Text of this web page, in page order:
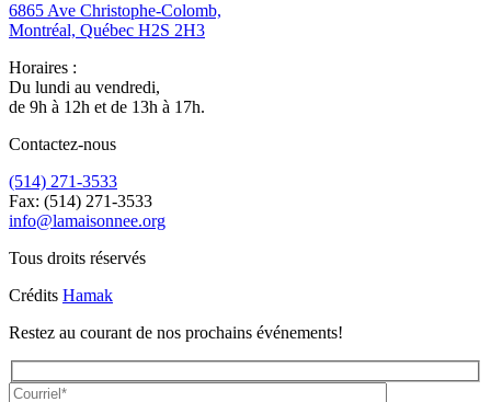
6865 Ave Christophe-Colomb,
Montréal, Québec H2S 2H3
Horaires :
Du lundi au vendredi,
de 9h à 12h et de 13h à 17h.
Contactez-nous
(514) 271-3533
Fax: (514) 271-3533
info@lamaisonnee.org
Tous droits réservés
Crédits Hamak
Restez au courant de nos prochains événements!